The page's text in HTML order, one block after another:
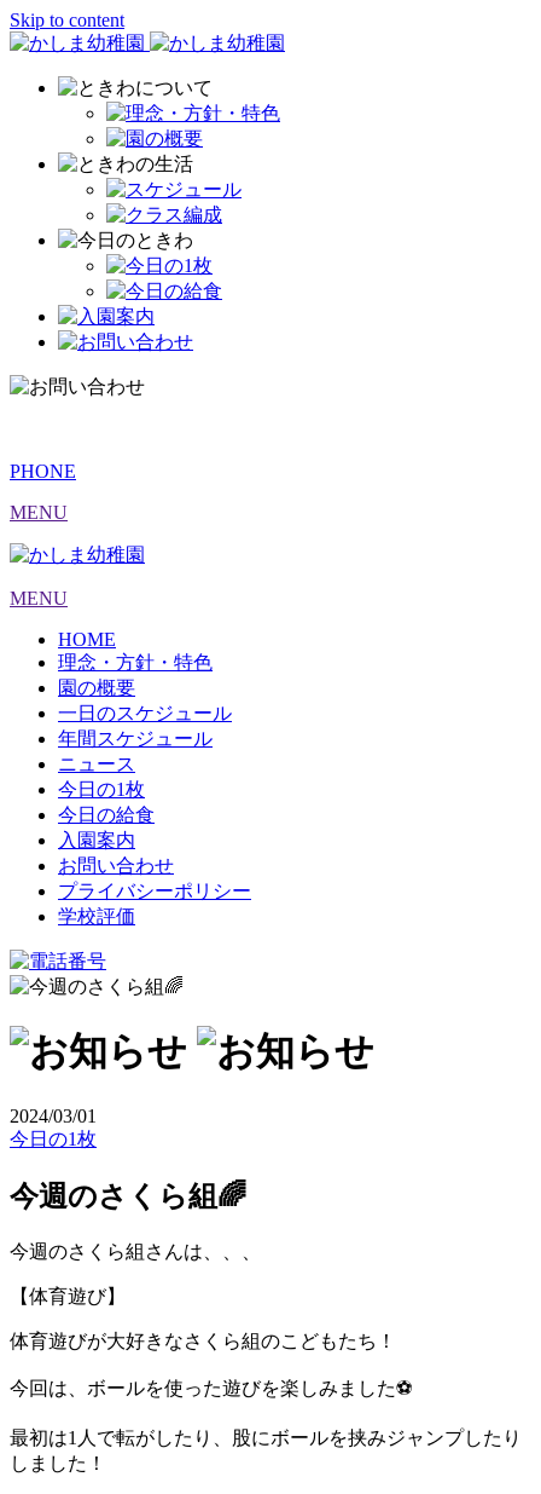
Skip to content
PHONE
MENU
MENU
HOME
理念・方針・特色
園の概要
一日のスケジュール
年間スケジュール
ニュース
今日の1枚
今日の給食
入園案内
お問い合わせ
プライバシーポリシー
学校評価
2024/03/01
今日の1枚
今週のさくら組🌈
今週のさくら組さんは、、、
【体育遊び】
体育遊びが大好きなさくら組のこどもたち！
今回は、ボールを使った遊びを楽しみました⚽️
最初は1人で転がしたり、股にボールを挟みジャンプしたり
しました！